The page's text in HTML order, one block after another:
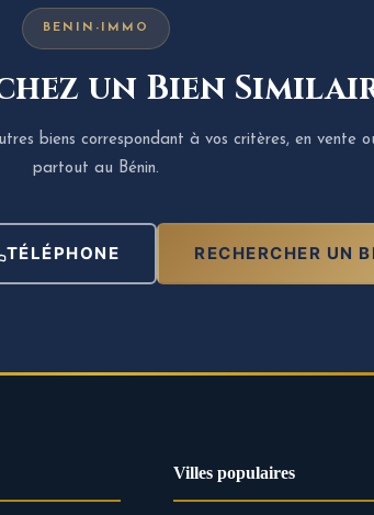
BENIN-IMMO
un Bien
biens correspondant à vos critères, en vente
partout au Bénin.
TÉLÉPHONE RECHERCHER UN
Villes populaires